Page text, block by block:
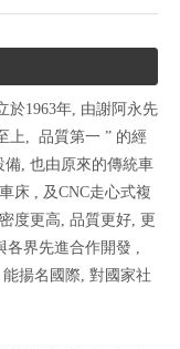
1963年, 由謝阿永先
上, 品質第一 ” 的經
, 也由原來的傳統車
床 , 及CNC走心式複
度更高, 品質更好, 更
各界先進合作開發 ,
揚名國際, 對國家社